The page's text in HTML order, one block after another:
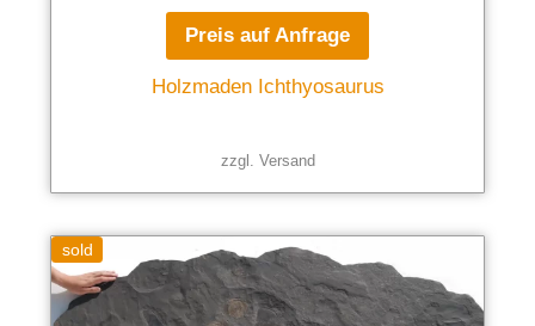
Holzmaden Ichthyosaurus
Preis auf Anfrage
zzgl. Versand
sold